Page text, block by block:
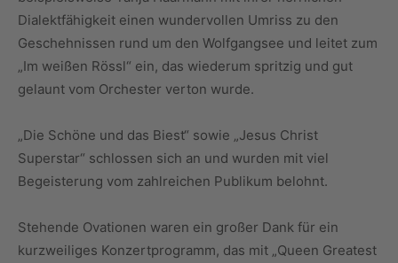
Dialektfähigkeit einen wundervollen Umriss zu den
Geschehnissen rund um den Wolfgangsee und leitet zum
„Im weißen Rössl“ ein, das wiederum spritzig und gut
gelaunt vom Orchester verton wurde.
„Die Schöne und das Biest“ sowie „Jesus Christ
Superstar“ schlossen sich an und wurden mit viel
Begeisterung vom zahlreichen Publikum belohnt.
Stehende Ovationen waren ein großer Dank für ein
kurzweiliges Konzertprogramm, das mit „Queen Greatest